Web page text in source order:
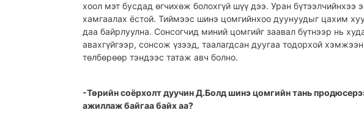
хоол мэт бусдад өгчихөж болохгүй шүү дээ. Уран бүтээлчийнхээ
хамгаалах ёстой. Тиймээс шинэ цомгийнхоо дуу­нуудыг цахим
даа байрлуулна. Сонсог­чид миний цомгийг заавал бүтнээр нь
авах­гүйгээр, сонсож үзээд, таа­лагдсан дуугаа тодорхой
төлбөрөөр тэндээс татаж авч болно.
-Төрийн соёрхолт дуучин Д.Болд шинэ цомгийн тань
ажиллаж бай­гаа байх аа?